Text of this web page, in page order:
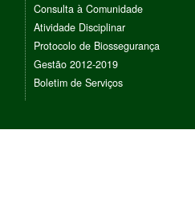
Consulta à Comunidade
Atividade Disciplinar
Protocolo de Biossegurança
Gestão 2012-2019
Boletim de Serviços